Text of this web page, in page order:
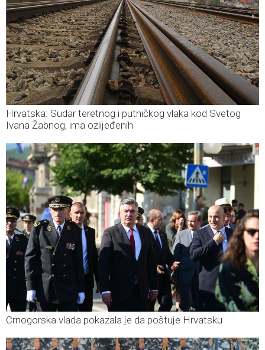
Hrvatska: Sudar teretnog i putničkog vlaka kod Svetog
Ivana Žabnog, ima ozlijeđenih
Crnogorska vlada pokazala je da poštuje Hrvatsku